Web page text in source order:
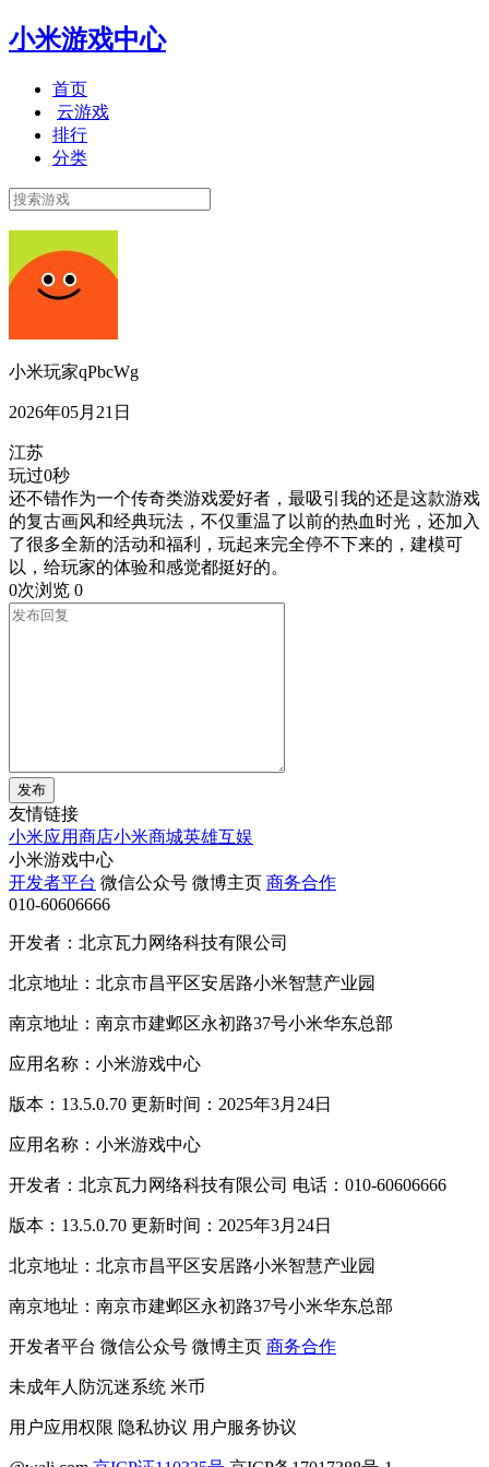
小米游戏中心
首页
云游戏
排行
分类
小米玩家qPbcWg
2026年05月21日
江苏
玩过0秒
还不错作为一个传奇类游戏爱好者，最吸引我的还是这款游戏
的复古画风和经典玩法，不仅重温了以前的热血时光，还加入
了很多全新的活动和福利，玩起来完全停不下来的，建模可
以，给玩家的体验和感觉都挺好的。
0次浏览 0
发布
友情链接
小米应用商店小米商城英雄互娱
小米游戏中心
开发者平台 微信公众号 微博主页 商务合作
010-60606666
开发者：北京瓦力网络科技有限公司
北京地址：北京市昌平区安居路小米智慧产业园
南京地址：南京市建邺区永初路37号小米华东总部
应用名称：小米游戏中心
版本：13.5.0.70 更新时间：2025年3月24日
应用名称：小米游戏中心
开发者：北京瓦力网络科技有限公司 电话：010-60606666
版本：13.5.0.70 更新时间：2025年3月24日
北京地址：北京市昌平区安居路小米智慧产业园
南京地址：南京市建邺区永初路37号小米华东总部
开发者平台 微信公众号 微博主页 商务合作
未成年人防沉迷系统 米币
用户应用权限 隐私协议 用户服务协议